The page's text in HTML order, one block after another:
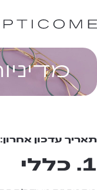
תאריך עדכון אחרון: 13.08.2025
1. כללי